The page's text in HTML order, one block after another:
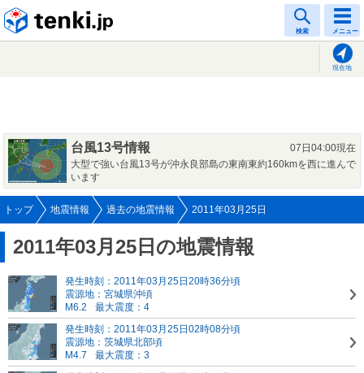
検索 メニュー
現在地
台風13号情報
07日04:00現在
大型で強い台風13号が沖永良部島の東南東約160kmを西に進んで
います
トップ 地震情報 過去の地震情報 2011年03月25日
2011年03月25日の地震情報
発生時刻：2011年03月25日20時36分頃
震源地：宮城県沖頃
M6.2
最大震度：4
発生時刻：2011年03月25日02時08分頃
震源地：茨城県北部頃
M4.7
最大震度：3